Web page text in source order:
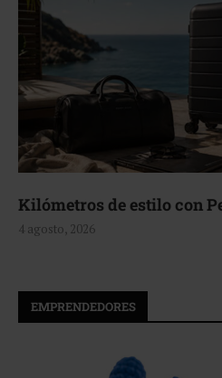
Aerie, texturas que fluyen
4 agosto, 2026
EMPRENDEDORES